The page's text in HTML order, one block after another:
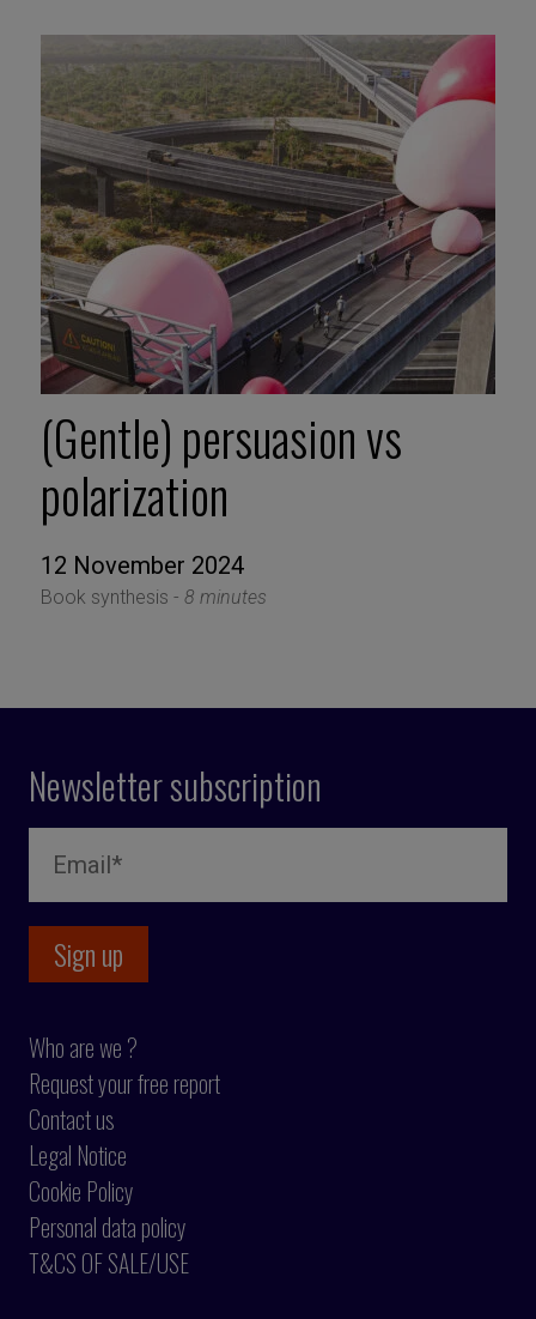
(Gentle) persuasion vs
polarization
12 November 2024
Book synthesis - 8 minutes
Newsletter subscription
Who are we ?
Request your free report
Contact us
Legal Notice
Cookie Policy
Personal data policy
T&CS OF SALE/USE